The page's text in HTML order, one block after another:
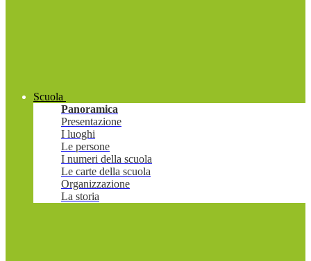
Scuola
Panoramica
Presentazione
I luoghi
Le persone
I numeri della scuola
Le carte della scuola
Organizzazione
La storia